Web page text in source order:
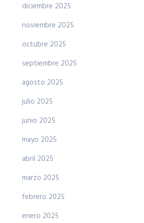
diciembre 2025
noviembre 2025
octubre 2025
septiembre 2025
agosto 2025
julio 2025
junio 2025
mayo 2025
abril 2025
marzo 2025
febrero 2025
enero 2025